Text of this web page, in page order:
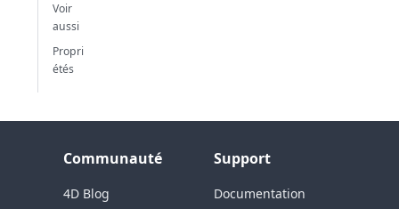
Voir
aussi
Propri
étés
Communauté
4D Blog
Support
Documentation